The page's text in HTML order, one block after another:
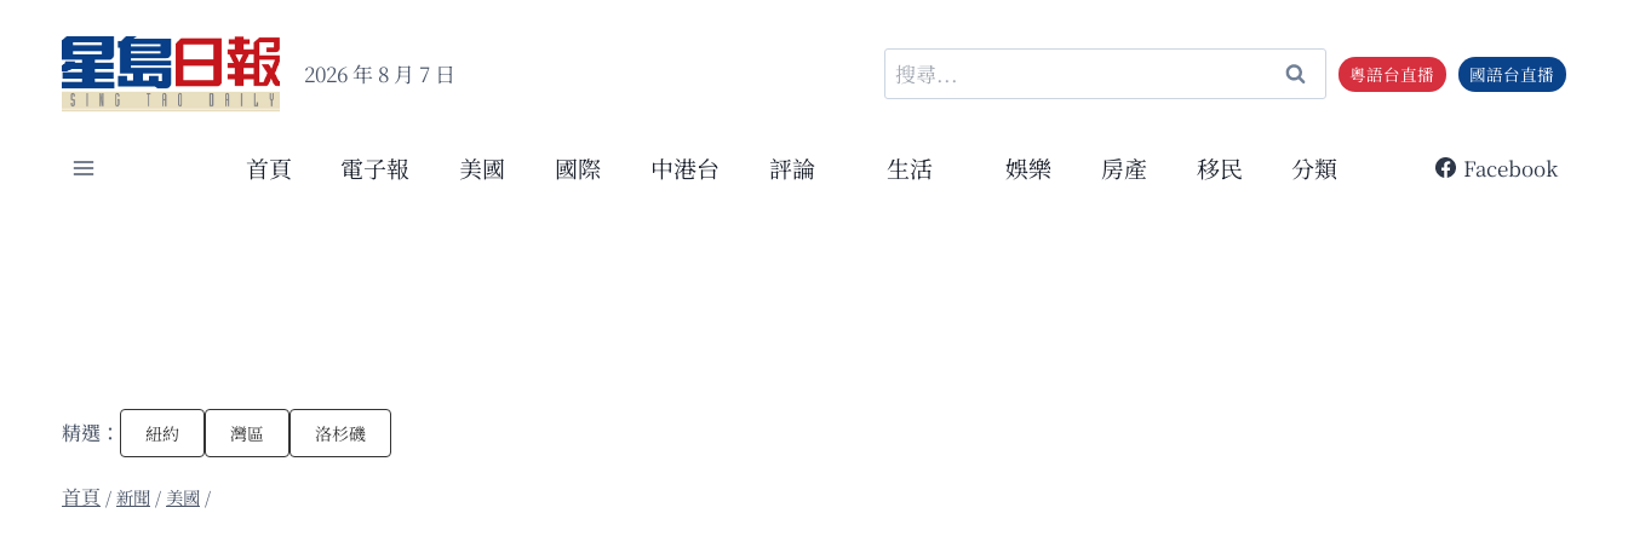
content
2026 年 8 月 7 日
搜
尋
鍵
粵語台直播 國語台直播
首頁 電子報 美國 國際 中港台 評論 生活 娛樂 房產 移民 分類 Facebook
精選： 紐約 灣區 洛杉磯
/新聞 / 美國 /